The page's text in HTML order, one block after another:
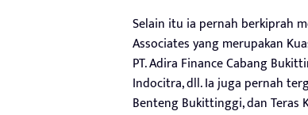
Selain itu ia pernah berkiprah
Associates yang merupakan
PT. Adira Finance Cabang
Indocitra, dll. Ia juga pernah
Benteng Bukittinggi, dan Teras